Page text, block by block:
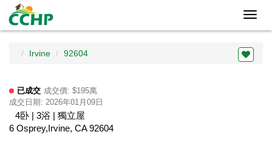
Irvine 92604
已成交 成交價: $195萬
成交日期: 2026年01月09日
4卧 | 3浴 | 獨立屋
6 Osprey,Irvine, CA 92604